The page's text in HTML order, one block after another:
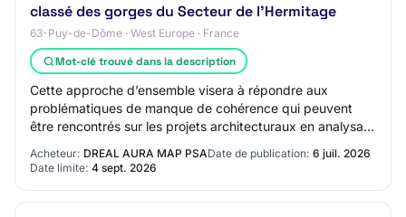
classé des gorges du Secteur de l’Hermitage
63-Puy-de-Dôme · West Europe · France
Mot-clé trouvé dans la description
Cette approche d’ensemble visera à répondre aux
problématiques de manque de cohérence qui peuvent
être rencontrés sur les projets architecturaux en analysant
Acheteur: DREAL AURA MAP PSADate de publication: 6 juil. 2026
Date limite: 4 sept. 2026